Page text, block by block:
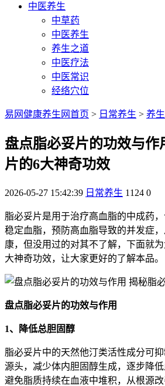
中医养生
中草药
中医养生
养生之道
中医疗法
中医常识
经络穴位
易网健康养生网首页 > 日常养生 > 养
盘点脂必妥片的功效与作
片的6大神奇功效
2026-05-27 15:42:39 日常养生 1124 0
脂必妥片是用于治疗高血脂的中成药
稳定血脂，预防高血脂导致的并发症
康，但没用过的对其不了解，下面就
大神奇功效，让大家更好的了解本品。
盘点脂必妥片的功效与作用
1、降低总胆固醇
脂必妥片中的天然他汀类活性成分可
源头，减少体内胆固醇生成，逐步降低
避免脂质持续在血液中堆积，从根源